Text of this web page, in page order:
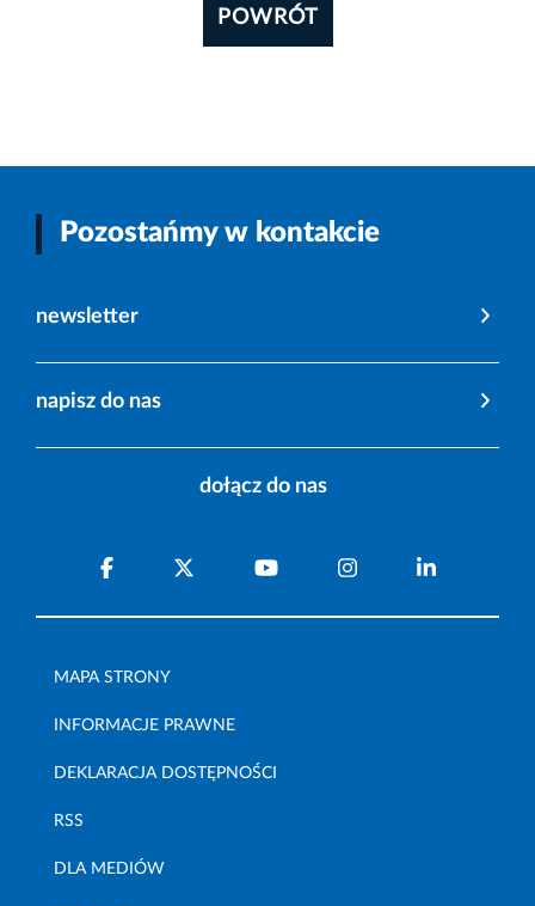
POWRÓT
Pozostańmy w kontakcie
newsletter
napisz do nas
dołącz do nas
MAPA STRONY
INFORMACJE PRAWNE
DEKLARACJA DOSTĘPNOŚCI
RSS
DLA MEDIÓW